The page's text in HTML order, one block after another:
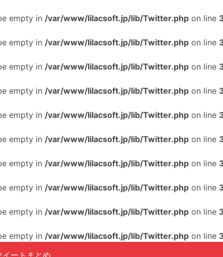
empty in /var/www/lilacsoft.jp/lib/Twitter.php on line
empty in /var/www/lilacsoft.jp/lib/Twitter.php on line
empty in /var/www/lilacsoft.jp/lib/Twitter.php on line
empty in /var/www/lilacsoft.jp/lib/Twitter.php on line
empty in /var/www/lilacsoft.jp/lib/Twitter.php on line
empty in /var/www/lilacsoft.jp/lib/Twitter.php on line
empty in /var/www/lilacsoft.jp/lib/Twitter.php on line
empty in /var/www/lilacsoft.jp/lib/Twitter.php on line
empty in /var/www/lilacsoft.jp/lib/Twitter.php on line
empty in /var/www/lilacsoft.jp/lib/Twitter.php on line
イートまとめ